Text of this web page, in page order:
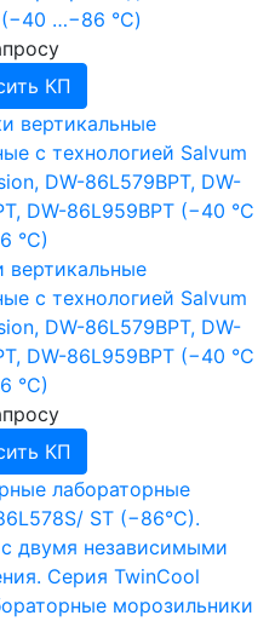
…−86 °C)
КП
вертикальные
с технологией Salvum
DW-86L579BPT, DW-
DW-86L959BPT (−40 °C
°C)
КП
морозильники